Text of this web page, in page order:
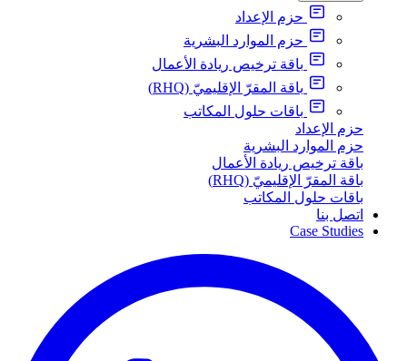
حزم الإعداد
حزم الموارد البشرية
باقة ترخيص ريادة الأعمال
باقة المقرّ الإقليميّ (RHQ)
باقات حلول المكاتب
حزم الإعداد
حزم الموارد البشرية
باقة ترخيص ريادة الأعمال
باقة المقرّ الإقليميّ (RHQ)
باقات حلول المكاتب
اتصل بنا
Case Studies